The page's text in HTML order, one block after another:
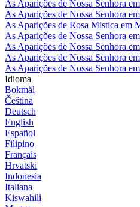
As Aparições de Nossa Senhora
As Aparições de Nossa Senhora
As Aparições de Rosa Mistica em
As Aparições de Nossa Senhora
As Aparições de Nossa Senhora
As Aparições de Nossa Senhora
As Aparições de Nossa Senhora
Idioma
Bokmål
Čeština
Deutsch
English
Español
Filipino
Français
Hrvatski
Indonesia
Italiana
Kiswahili